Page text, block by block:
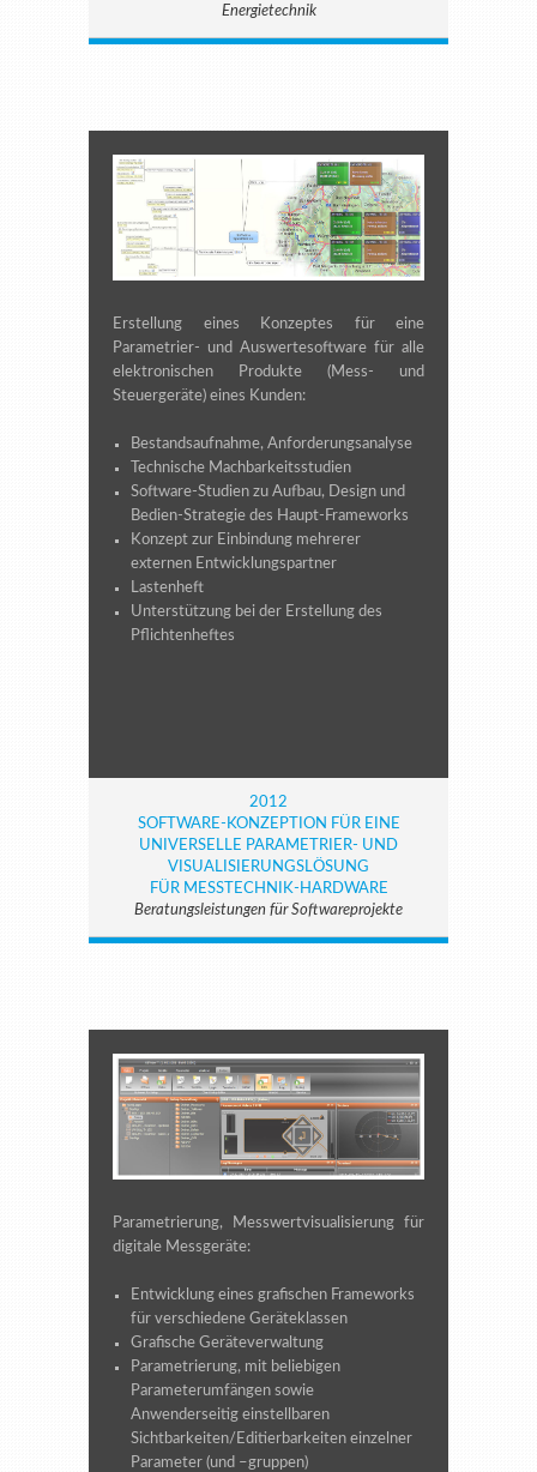
Energietechnik
Erstellung eines Konzeptes für eine
Parametrier- und Auswertesoftware für alle
elektronischen Produkte (Mess- und
Steuergeräte) eines Kunden:
Bestandsaufnahme, Anforderungsanalyse
Technische Machbarkeitsstudien
Software-Studien zu Aufbau, Design und
Bedien-Strategie des Haupt-Frameworks
Konzept zur Einbindung mehrerer
externen Entwicklungspartner
Lastenheft
Unterstützung bei der Erstellung des
Pflichtenheftes
2012
SOFTWARE-KONZEPTION FÜR EINE
UNIVERSELLE PARAMETRIER- UND
VISUALISIERUNGSLÖSUNG
FÜR MESSTECHNIK-HARDWARE
Beratungsleistungen für Softwareprojekte
Parametrierung, Messwertvisualisierung für
digitale Messgeräte:
Entwicklung eines grafischen Frameworks
für verschiedene Geräteklassen
Grafische Geräteverwaltung
Parametrierung, mit beliebigen
Parameterumfängen sowie
Anwenderseitig einstellbaren
Sichtbarkeiten/Editierbarkeiten einzelner
Parameter (und –gruppen)